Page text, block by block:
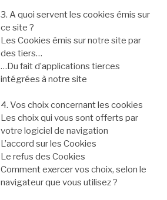
3. A quoi servent les cookies émis sur
ce site ?
Les Cookies émis sur notre site par
des tiers…
…Du fait d’applications tierces
intégrées à notre site
4. Vos choix concernant les cookies
Les choix qui vous sont offerts par
votre logiciel de navigation
L’accord sur les Cookies
Le refus des Cookies
Comment exercer vos choix, selon le
navigateur que vous utilisez ?